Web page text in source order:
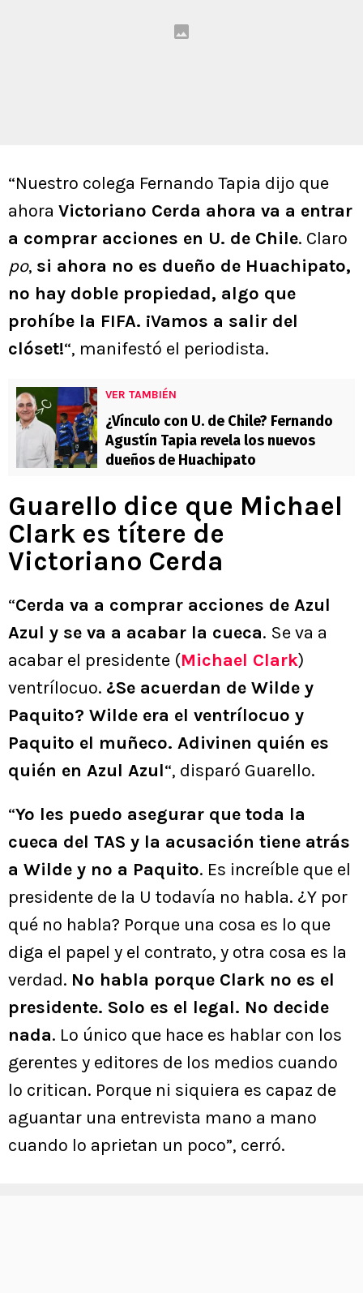
“Nuestro colega Fernando Tapia dijo que
ahora Victoriano Cerda ahora va a entrar
a comprar acciones en U. de Chile. Claro
po, si ahora no es dueño de Huachipato,
no hay doble propiedad, algo que
prohíbe la FIFA. ¡Vamos a salir del
clóset!“, manifestó el periodista.
VER TAMBIÉN
¿Vínculo con U. de Chile? Fernando
Agustín Tapia revela los nuevos
dueños de Huachipato
Guarello dice que Michael
Clark es títere de
Victoriano Cerda
“Cerda va a comprar acciones de Azul
Azul y se va a acabar la cueca. Se va a
acabar el presidente (Michael Clark)
ventrílocuo. ¿Se acuerdan de Wilde y
Paquito? Wilde era el ventrílocuo y
Paquito el muñeco. Adivinen quién es
quién en Azul Azul“, disparó Guarello.
“Yo les puedo asegurar que toda la
cueca del TAS y la acusación tiene atrás
a Wilde y no a Paquito. Es increíble que el
presidente de la U todavía no habla. ¿Y por
qué no habla? Porque una cosa es lo que
diga el papel y el contrato, y otra cosa es la
verdad. No habla porque Clark no es el
presidente. Solo es el legal. No decide
nada. Lo único que hace es hablar con los
gerentes y editores de los medios cuando
lo critican. Porque ni siquiera es capaz de
aguantar una entrevista mano a mano
cuando lo aprietan un poco”, cerró.